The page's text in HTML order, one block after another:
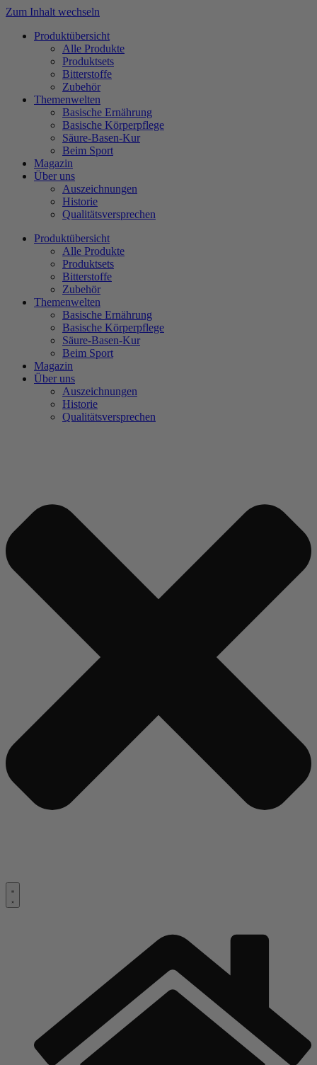
Zum Inhalt wechseln
Produktübersicht
Alle Produkte
Produktsets
Bitterstoffe
Zubehör
Themenwelten
Basische Ernährung
Basische Körperpflege
Säure-Basen-Kur
Beim Sport
Magazin
Über uns
Auszeichnungen
Historie
Qualitätsversprechen
Produktübersicht
Alle Produkte
Produktsets
Bitterstoffe
Zubehör
Themenwelten
Basische Ernährung
Basische Körperpflege
Säure-Basen-Kur
Beim Sport
Magazin
Über uns
Auszeichnungen
Historie
Qualitätsversprechen